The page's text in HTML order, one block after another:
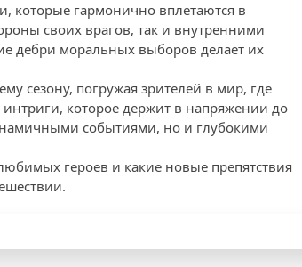
которые гармонично вплетаются в
своих врагов, так и внутренними
дебри моральных выборов делает их
сезону, погружая зрителей в мир, где
которое держит в напряжении до
событиями, но и глубокими
героев и какие новые препятствия